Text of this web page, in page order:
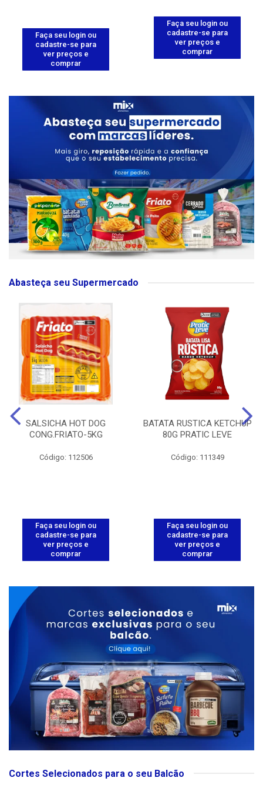
Faça seu login ou
cadastre-se para
ver preços e
comprar
Faça seu login ou
cadastre-se para
ver preços e
comprar
Abasteça seu Supermercado
SALSICHA HOT DOG
CONG.FRIATO-5KG
Código: 112506
Faça seu login ou
cadastre-se para
ver preços e
comprar
BATATA RUSTICA KETCHUP
80G PRATIC LEVE
Código: 111349
Faça seu login ou
cadastre-se para
ver preços e
comprar
Cortes Selecionados para o seu Balcão